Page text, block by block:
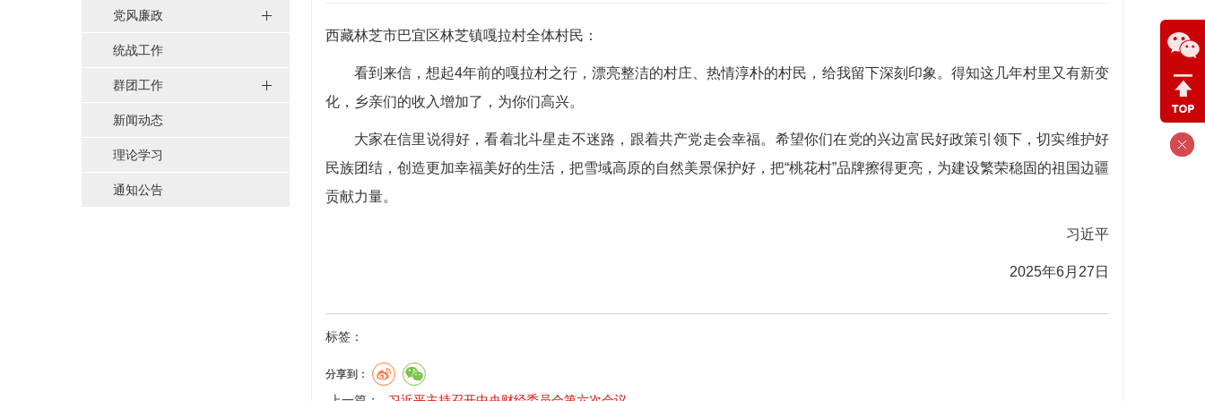
党风廉政
统战工作
群团工作
新闻动态
理论学习
通知公告
西藏林芝市巴宜区林芝镇嘎拉村全体村民：
看到来信，想起4年前的嘎拉村之行，漂亮整洁的村庄、热情淳朴的村民，给我留下深刻印象。得知这几年村里又有新变
化，乡亲们的收入增加了，为你们高兴。
大家在信里说得好，看着北斗星走不迷路，跟着共产党走会幸福。希望你们在党的兴边富民好政策引领下，切实维护好
民族团结，创造更加幸福美好的生活，把雪域高原的自然美景保护好，把“桃花村”品牌擦得更亮，为建设繁荣稳固的祖国边疆
贡献力量。
习近平
2025年6月27日
标签：
分享到：